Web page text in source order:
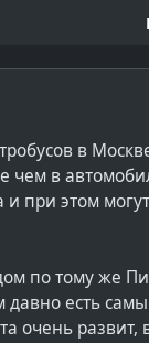
в
чем в
при этом
по тому же
есть
очень